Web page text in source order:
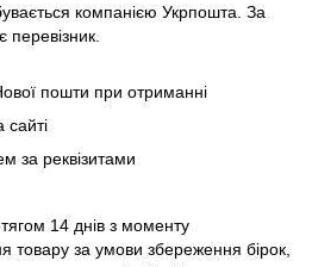
компанією Укрпошта. За
перевізник.
пошти при отриманні
за реквізитами
14 днів з моменту
товару за умови збереження бірок,